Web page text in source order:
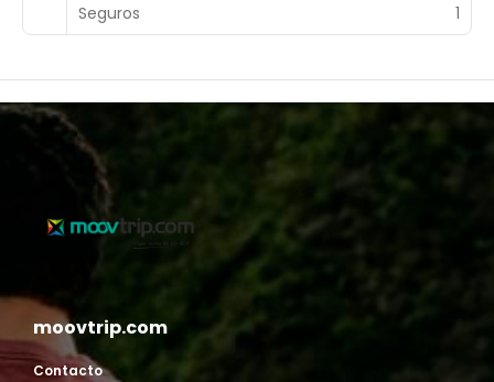
Seguros 1
moovtrip.com
Contacto